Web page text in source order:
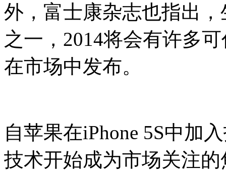
外，富士康杂志也指出
之一，2014将会有许多
在市场中发布。
自苹果在iPhone 5S中加
技术开始成为市场关注